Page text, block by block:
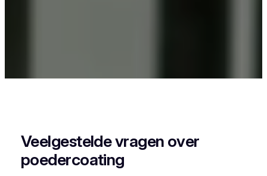
Veelgestelde vragen over
poedercoating